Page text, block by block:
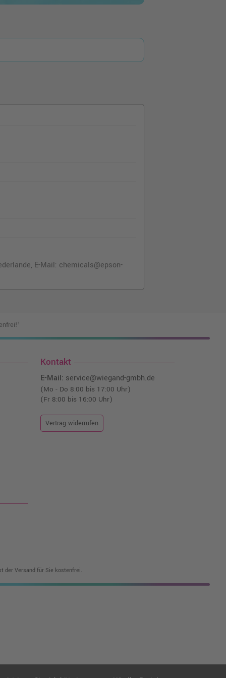
E-Mail: chemicals@epson-
Kontakt
E-Mail: service@wiegand-gmbh.de
(Mo - Do 8:00 bis 17:00 Uhr)
(Fr 8:00 bis 16:00 Uhr)
Vertrag widerrufen
der Versand für Sie kostenfrei.